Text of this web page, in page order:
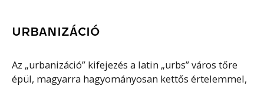
URBANIZÁCIÓ
Az „urbanizáció” kifejezés a latin „urbs” város tőre
épül, magyarra hagyományosan kettős értelemmel,